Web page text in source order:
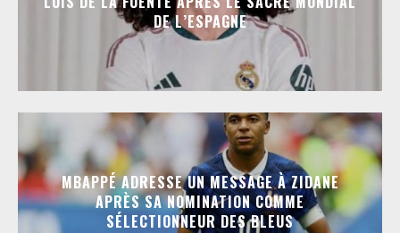
DE L’ESPAGNE
MBAPPÉ ADRESSE UN MESSAGE À ZIDANE
APRÈS SA NOMINATION COMME
SÉLECTIONNEUR DES BLEUS